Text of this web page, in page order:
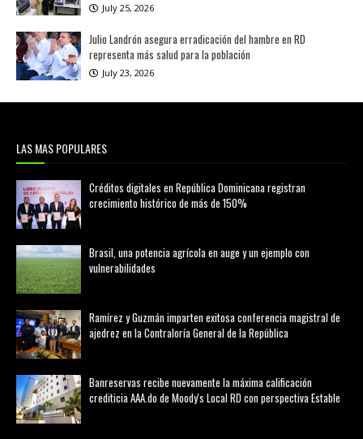
July 25, 2026
Julio Landrón asegura erradicación del hambre en RD
representa más salud para la población
July 23, 2026
LAS MAS POPULARES
Créditos digitales en República Dominicana registran
crecimiento histórico de más de 150%
Brasil, una potencia agrícola en auge y un ejemplo con
vulnerabilidades
Ramírez y Guzmán imparten exitosa conferencia magistral de
ajedrez en la Contraloría General de la República
Banreservas recibe nuevamente la máxima calificación
crediticia AAA.do de Moody's Local RD con perspectiva Estable